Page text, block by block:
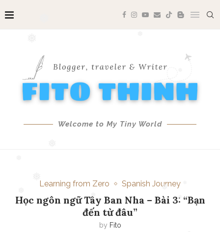
❅
❅
❅
❅
❅
Welcome to My Tiny World
Learning from Zero Spanish Journey
Học ngôn ngữ Tây Ban Nha – Bài 3: “Bạn
đến từ đâu”
by Fito